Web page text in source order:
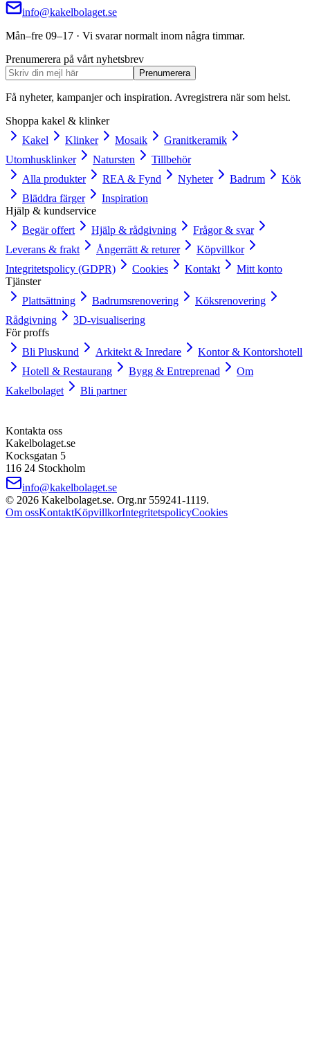
info@kakelbolaget.se
Mån–fre 09–17 · Vi svarar normalt inom några timmar.
Prenumerera på vårt nyhetsbrev
Prenumerera
Få nyheter, kampanjer och inspiration. Avregistrera när som helst.
Shoppa kakel & klinker
Kakel
Klinker Mosaik
Granitkeramik
Utomhusklinker
Natursten
Tillbehör
Alla produkter
REA & Fynd Nyheter Badrum
Kök
Bläddra färger
Inspiration
Hjälp & kundservice
Begär offert
Hjälp & rådgivning
Frågor & svar
Leverans & frakt
Ångerrätt & returer
Köpvillkor
Integritetspolicy (GDPR)
Cookies Kontakt
Mitt konto
Tjänster
Plattsättning
Badrumsrenovering
Köksrenovering
Rådgivning
3D-visualisering
För proffs
Bli Pluskund
Arkitekt & Inredare
Kontor & Kontorshotell
Hotell & Restaurang
Bygg & Entreprenad
Om
Kakelbolaget
Bli partner
Kontakta oss
Kakelbolaget.se
Kocksgatan 5
116 24 Stockholm
info@kakelbolaget.se
© 2026 Kakelbolaget.se. Org.nr 559241‑1119.
Om ossKontaktKöpvillkorIntegritetspolicyCookies